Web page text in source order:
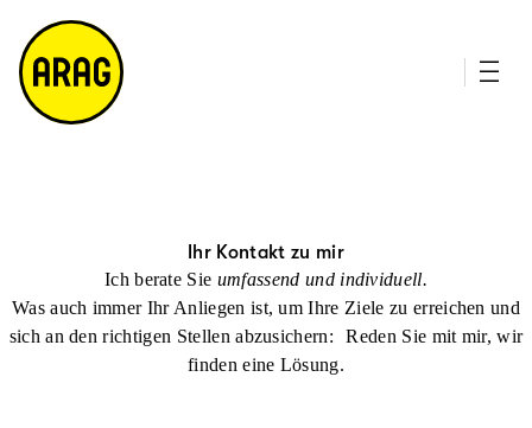
m
a
p
Ihr Kontakt zu mir
Ich berate Sie umfassend und individuell.
Was auch immer Ihr Anliegen ist, um Ihre Ziele zu erreichen und
sich an den richtigen Stellen abzusichern: Reden Sie mit mir, wir
finden eine Lösung.